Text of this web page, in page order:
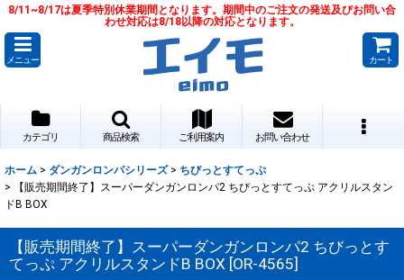
8/11~8/17は夏季特別休業期間となります。期間中のご注文の発送及びお問い合
わせ対応は8/18以降の対応となります。
メニュー カート
カテゴリ 商品検索 ご利用案内 お問い合わせ
ホーム > ダンガンロンパシリーズ > ちびっとすてっぷ
>
【販売期間終了】スーパーダンガンロンパ2 ちびっとすてっぷ アクリルスタン
ドB BOX
【販売期間終了】スーパーダンガンロンパ2 ちびっとす
てっぷ アクリルスタンドB BOX [OR-4565]